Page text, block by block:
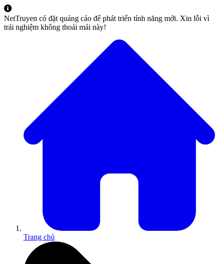
NetTruyen có đặt quảng cáo để phát triển tính năng mới. Xin lỗi vì
trải nghiệm không thoải mái này!
Trang chủ